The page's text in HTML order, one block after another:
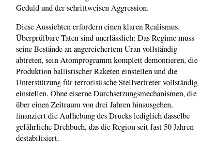
Geduld und der schrittweisen Aggression.
Diese Aussichten erfordern einen klaren Realismus.
Überprüfbare Taten sind unerlässlich: Das Regime muss
seine Bestände an angereichertem Uran vollständig
abtreten, sein Atomprogramm komplett demontieren, die
Produktion ballistischer Raketen einstellen und die
Unterstützung für terroristische Stellvertreter vollständig
einstellen. Ohne eiserne Durchsetzungsmechanismen, die
über einen Zeitraum von drei Jahren hinausgehen,
finanziert die Aufhebung des Drucks lediglich dasselbe
gefährliche Drehbuch, das die Region seit fast 50 Jahren
destabilisiert.